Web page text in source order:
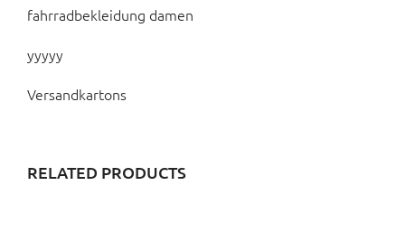
fahrradbekleidung damen
yyyyy
Versandkartons
RELATED PRODUCTS